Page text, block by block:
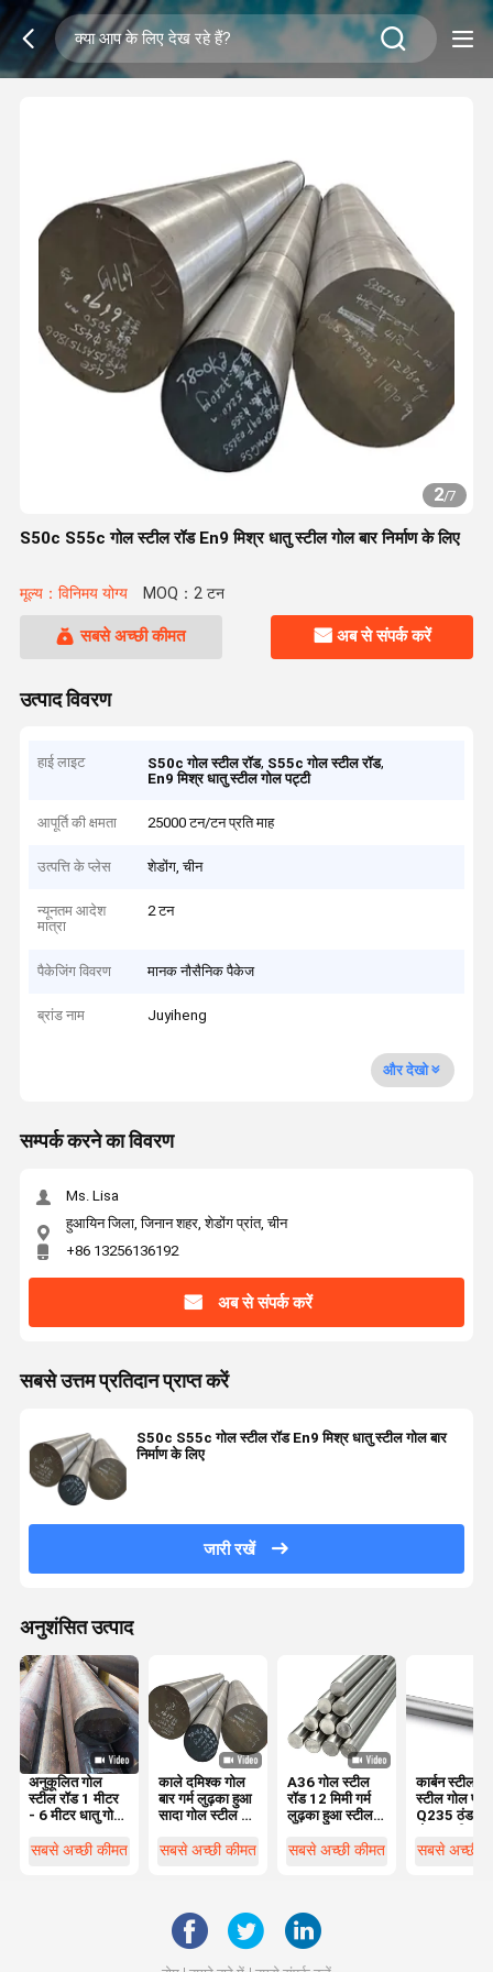
2/7
S50c S55c गोल स्टील रॉड En9 मिश्र धातु स्टील गोल बार निर्माण के लिए
मूल्य：विनिमय योग्य MOQ：2 टन
सबसे अच्छी कीमत अब से संपर्क करें
उत्पाद विवरण
हाई लाइट S50c गोल स्टील रॉड, S55c गोल स्टील रॉड,
En9 मिश्र धातु स्टील गोल पट्टी
आपूर्ति की क्षमता 25000 टन/टन प्रति माह
उत्पत्ति के प्लेस शेडोंग, चीन
न्यूनतम आदेश
मात्रा
2 टन
पैकेजिंग विवरण मानक नौसैनिक पैकेज
ब्रांड नाम Juyiheng
और देखो
सम्पर्क करने का विवरण
Ms. Lisa
हुआयिन जिला, जिनान शहर, शेडोंग प्रांत, चीन
+86 13256136192
अब से संपर्क करें
सबसे उत्तम प्रतिदान प्राप्त करें
S50c S55c गोल स्टील रॉड En9 मिश्र धातु स्टील गोल बार
निर्माण के लिए
जारी रखें
अनुशंसित उत्पाद
अनुकूलित गोल
स्टील रॉड 1 मीटर
- 6 मीटर धातु गोल
सबसे अच्छी कीमत
काले दमिश्क गोल
बार गर्म लुढ़का हुआ
सादा गोल स्टील बार
सबसे अच्छी कीमत
A36 गोल स्टील
रॉड 12 मिमी गर्म
लुढ़का हुआ स्टील
31 42crmo
सबसे अच्छी कीमत
कार्बन स्टील
स्टील गोल
Q235 ठंडा
सबसे अच्छी